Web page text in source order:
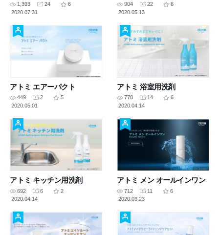
1,393 24
6
2020.07.31
904 22
6
2020.05.13
アトミ エアーパクト
449 2
5
2020.05.01
アトミ 浴室用洗剤
770 14
6
2020.04.14
アトミ キッチン用洗剤
692 6
2
2020.04.14
アトミ メン オールインワン
712 11
6
2020.03.23